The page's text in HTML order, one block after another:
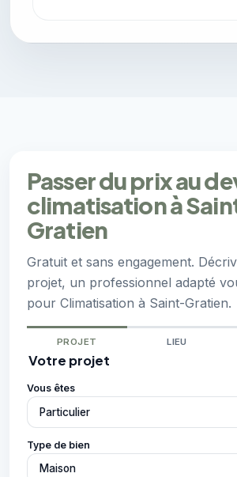
Passer du prix au
climatisation à
Gratien
Gratuit et sans engagement.
projet, un professionnel adapté
pour Climatisation à Saint-Gratien.
PROJET LIEU
Votre projet
Vous êtes
Type de bien